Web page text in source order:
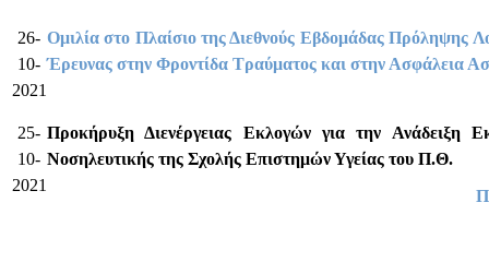
26-
10-
2021
Ομιλία στο Πλαίσιο της Διεθνούς Εβδομάδας Πρόληψης
Έρευνας στην Φροντίδα Τραύματος και στην Ασφάλεια
25-
10-
2021
Προκήρυξη Διενέργειας Εκλογών για την
Νοσηλευτικής της Σχολής Επιστημών Υγείας του Π.Θ.